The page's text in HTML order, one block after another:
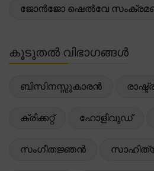
ജോൻജോ ഷെൽവേ
കൂടുതൽ വിഭാഗങ്ങൾ
ബിസിനസ്സുകാരൻ
ക്രിക്കറ്റ് ഹോളിവുഡ്
സംഗീതജ്ഞൻ